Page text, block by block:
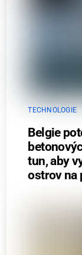
TECHNOLOGIE
Belgie
tun, aby
ostrov na